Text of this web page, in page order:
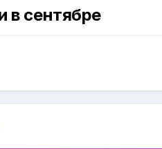
в сентябре